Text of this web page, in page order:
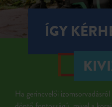
ÍGY
Ha gerincvelői